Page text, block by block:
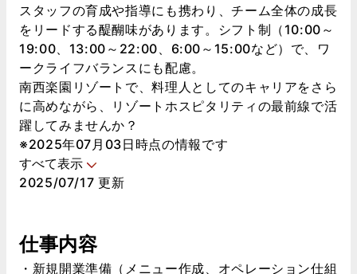
スタッフの育成や指導にも携わり、チーム全体の成長
をリードする醍醐味があります。シフト制（10:00～
19:00、13:00～22:00、6:00～15:00など）で、ワ
ークライフバランスにも配慮。
南西楽園リゾートで、料理人としてのキャリアをさら
に高めながら、リゾートホスピタリティの最前線で活
躍してみませんか？
※2025年07月03日時点の情報です
すべて表示
2025/07/17 更新
仕事内容
・新規開業準備（メニュー作成、オペレーション仕組